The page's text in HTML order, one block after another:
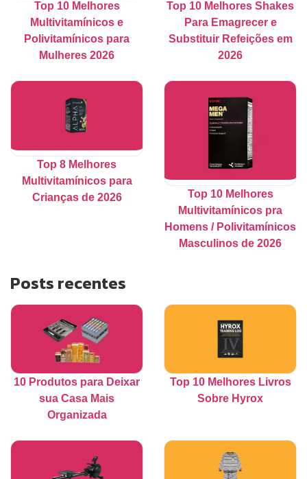
Top 10 Melhores
Multivitamínicos e
Polivitamínicos para
Mulheres 2026
Top 10 Melhores Shakes
Para Emagrecer e
Substituir Refeições em
2026
Top 8 Melhores
Multivitamínicos para
Crianças de 2026
Top 10 Melhores
Multivitamínicos pra
Homens / Polivitamínicos
Masculinos de 2026
Posts recentes
10 Produtos para Deixar
sua Casa Mais
Organizada
Top 10 Melhores Livros
Sobre Hyrox